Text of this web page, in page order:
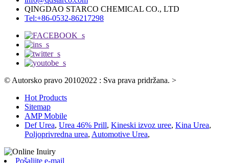
QINGDAO STARCO CHEMICAL CO., LTD
Tel:+86-0532-86217298
© Autorsko pravo 20102022 : Sva prava pridržana. >
Hot Products
Sitemap
AMP Mobile
Def Urea, Urea 46% Prill, Kineski izvoz uree, Kina Urea,
Poljoprivredna urea, Automotive Urea,
Pošaljite e-mail